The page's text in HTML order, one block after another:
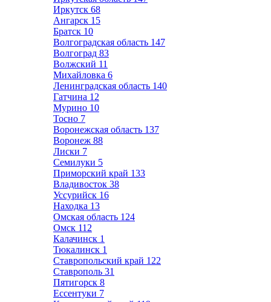
Иркутск 68
Ангарск 15
Братск 10
Волгоградская область 147
Волгоград 83
Волжский 11
Михайловка 6
Ленинградская область 140
Гатчина 12
Мурино 10
Тосно 7
Воронежская область 137
Воронеж 88
Лиски 7
Семилуки 5
Приморский край 133
Владивосток 38
Уссурийск 16
Находка 13
Омская область 124
Омск 112
Калачинск 1
Тюкалинск 1
Ставропольский край 122
Ставрополь 31
Пятигорск 8
Ессентуки 7